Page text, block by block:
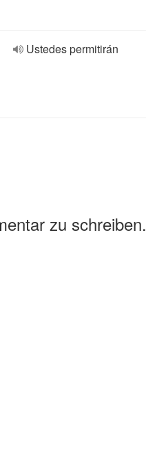
Ustedes permitirán
zu schreiben.